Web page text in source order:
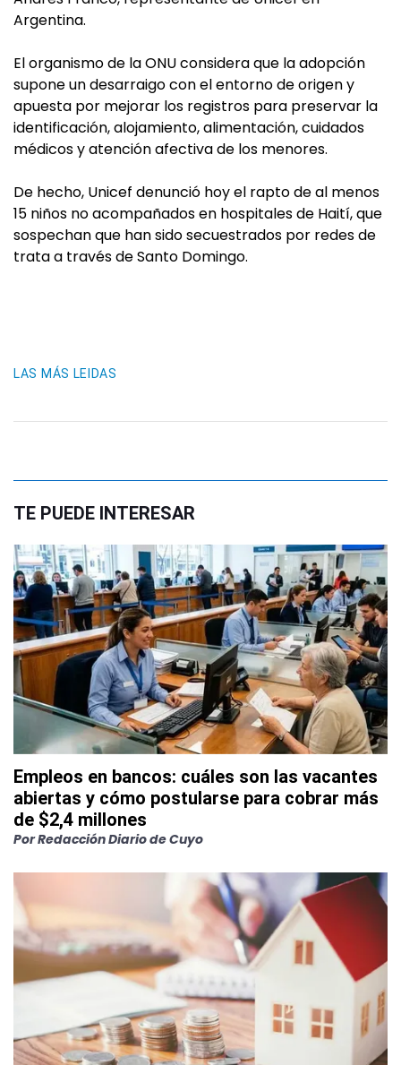
Argentina.
El organismo de la ONU considera que la adopción
supone un desarraigo con el entorno de origen y
apuesta por mejorar los registros para preservar la
identificación, alojamiento, alimentación, cuidados
médicos y atención afectiva de los menores.
De hecho, Unicef denunció hoy el rapto de al menos
15 niños no acompañados en hospitales de Haití, que
sospechan que han sido secuestrados por redes de
trata a través de Santo Domingo.
LAS MÁS LEIDAS
TE PUEDE INTERESAR
Empleos en bancos: cuáles son las vacantes
abiertas y cómo postularse para cobrar más
de $2,4 millones
PorRedacción Diario de Cuyo